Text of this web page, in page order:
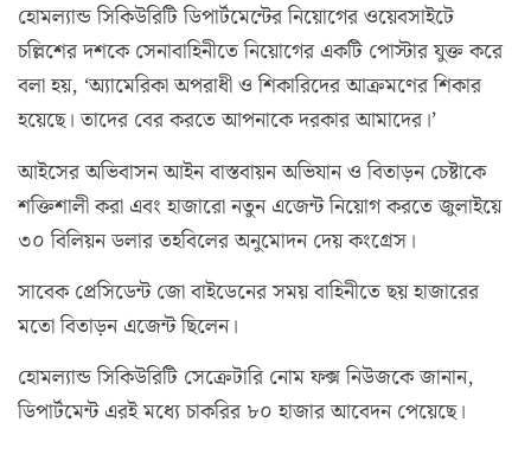
হোমল্যান্ড সিকিউরিটি ডিপার্টমেন্টের নিয়োগের ওয়েবসাইটে
চল্লিশের দশকে সেনাবাহিনীতে নিয়োগের একটি পোস্টার যুক্ত করে
বলা হয়, ‘অ্যামেরিকা অপরাধী ও শিকারিদের আক্রমণের শিকার
হয়েছে। তাদের বের করতে আপনাকে দরকার আমাদের।’
আইসের অভিবাসন আইন বাস্তবায়ন অভিযান ও বিতাড়ন চেষ্টাকে
শক্তিশালী করা এবং হাজারো নতুন এজেন্ট নিয়োগ করতে জুলাইয়ে
৩০ বিলিয়ন ডলার তহবিলের অনুমোদন দেয় কংগ্রেস।
সাবেক প্রেসিডেন্ট জো বাইডেনের সময় বাহিনীতে ছয় হাজারের
মতো বিতাড়ন এজেন্ট ছিলেন।
হোমল্যান্ড সিকিউরিটি সেক্রেটারি নোম ফক্স নিউজকে জানান,
ডিপার্টমেন্ট এরই মধ্যে চাকরির ৮০ হাজার আবেদন পেয়েছে।